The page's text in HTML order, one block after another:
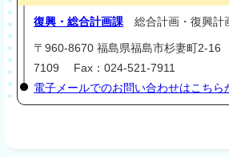
復興・総合計画課 総合計画・復興計
〒960-8670 福島県福島市杉妻町2-
7109 Fax：024-521-7911
電子メールでのお問い合わせはこちら